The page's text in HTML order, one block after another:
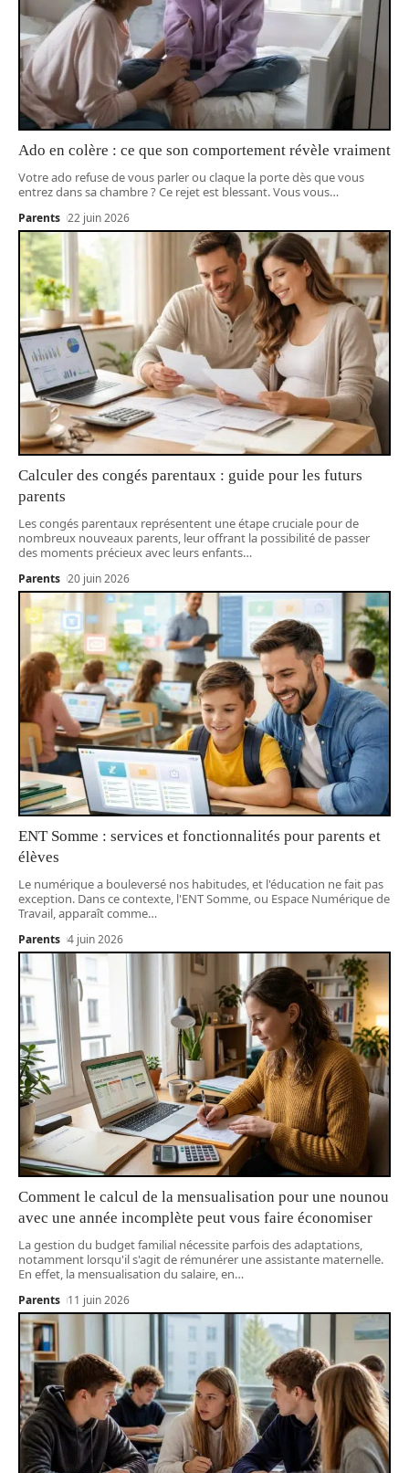
Ado en colère : ce que son comportement révèle vraiment
Votre ado refuse de vous parler ou claque la porte dès que vous
entrez dans sa chambre ? Ce rejet est blessant. Vous vous…
Parents 22 juin 2026
Calculer des congés parentaux : guide pour les futurs
parents
Les congés parentaux représentent une étape cruciale pour de
nombreux nouveaux parents, leur offrant la possibilité de passer
des moments précieux avec leurs enfants…
Parents 20 juin 2026
ENT Somme : services et fonctionnalités pour parents et
élèves
Le numérique a bouleversé nos habitudes, et l'éducation ne fait pas
exception. Dans ce contexte, l'ENT Somme, ou Espace Numérique de
Travail, apparaît comme…
Parents 4 juin 2026
Comment le calcul de la mensualisation pour une nounou
avec une année incomplète peut vous faire économiser
La gestion du budget familial nécessite parfois des adaptations,
notamment lorsqu'il s'agit de rémunérer une assistante maternelle.
En effet, la mensualisation du salaire, en…
Parents 11 juin 2026